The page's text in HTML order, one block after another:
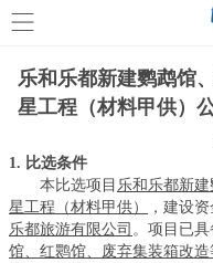
乐和乐都新建鹦鹉馆
星工程（材料甲供）
1. 比选条件
本比选项目 乐和乐都新
星工程（材料甲供）
，建设
乐都旅游有限公司 。项目已
馆、红鹮馆、废弃集装箱改造